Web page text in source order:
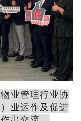
业管理行业协
业运作及促进